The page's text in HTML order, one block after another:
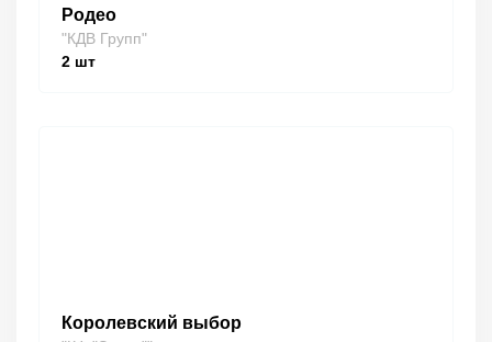
Родео
"КДВ Групп"
2 шт
Королевский выбор